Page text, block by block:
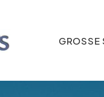
GROSSE